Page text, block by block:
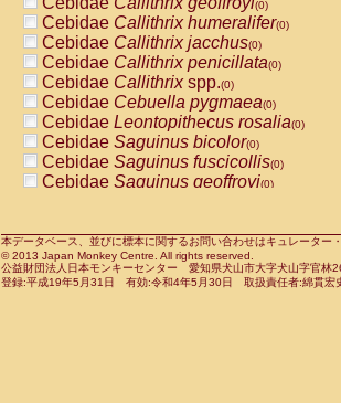
(0)
PitheciidaeChiropotes satanas(0)
PitheciidaePithecia monachus
PitheciidaePithecia pithecia(0)
CercopithecidaeCercocebus agilis
CercopithecidaeCercocebus
CercopithecidaeCercocebus
CercopithecidaeCercocebus
CercopithecidaeCercocebus
CercopithecidaeCercocebushybrid
CercopithecidaePapio anubis(0)
CercopithecidaePapio cynocephalus
CercopithecidaePapio hamadryas(0)
(0)
Cebidae Callithrix humeralifer(0)
Cebidae Callithrix jacchus(0)
Cebidae Callithrix penicillata(0)
Cebidae Callithrixspp.(0)
Cebidae Cebuella pygmaea(0)
Cebidae Leontopithecus rosalia(0)
Cebidae Saguinus bicolor(0)
Cebidae Saguinus fuscicollis(0)
Cebidae Saguinus geoffroyi(0)
CebidaeSaguinus leucopus(0)
CebidaeSaguinus midas(0)
Cebidae Saguinus mystax(0)
本データベース、並びに標本に関するお問い合わせはキュレータ
© 2013 Japan Monkey Centre. All rights reserved.
公益財団法人日本モンキーセンター 愛知県犬山市大字犬山字官
登録:平成19年5月31日 有効:令和4年5月30日 取扱責任者:綿貫宏